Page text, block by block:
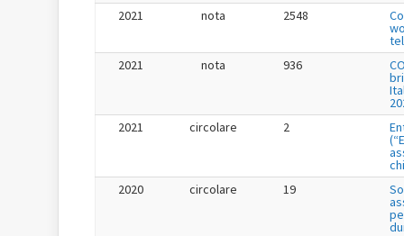
2021
nota 2548
2021
nota 936
2021
circolare 2
2020
circolare 19